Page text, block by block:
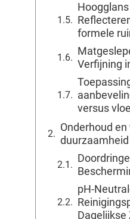
formele
Verfijning
versus
Onderhoud
duurzaamheid
pH-
Dagelijkse